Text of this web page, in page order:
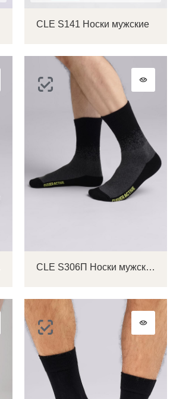
CLE S141 Носки мужские
CLE S306П Носки мужские